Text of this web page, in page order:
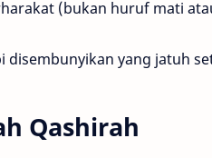
(bukan huruf mati
yang jatuh
Qashirah